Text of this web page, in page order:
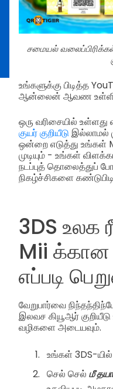
சமையல்
உங்களுக்கு பிடித்த
ஆன்லைன் ஆவண
ஒரு வரிசையில் உள்ளது
குயர் குறியீடு இல்லாமல்
ஒன்றை எடுத்து உங்கள்
முடியும் - உங்கள்
நடப்புத் தொலைத்துப்
நிகழ்ச்சிகளை
3DS உலக
Mii க்கான
எப்படி
வேறுபார்வை
இலவச கியூஆர்
வழிகளை அடையவும்.
உங்கள் 3DS-
செல் செல் மீ